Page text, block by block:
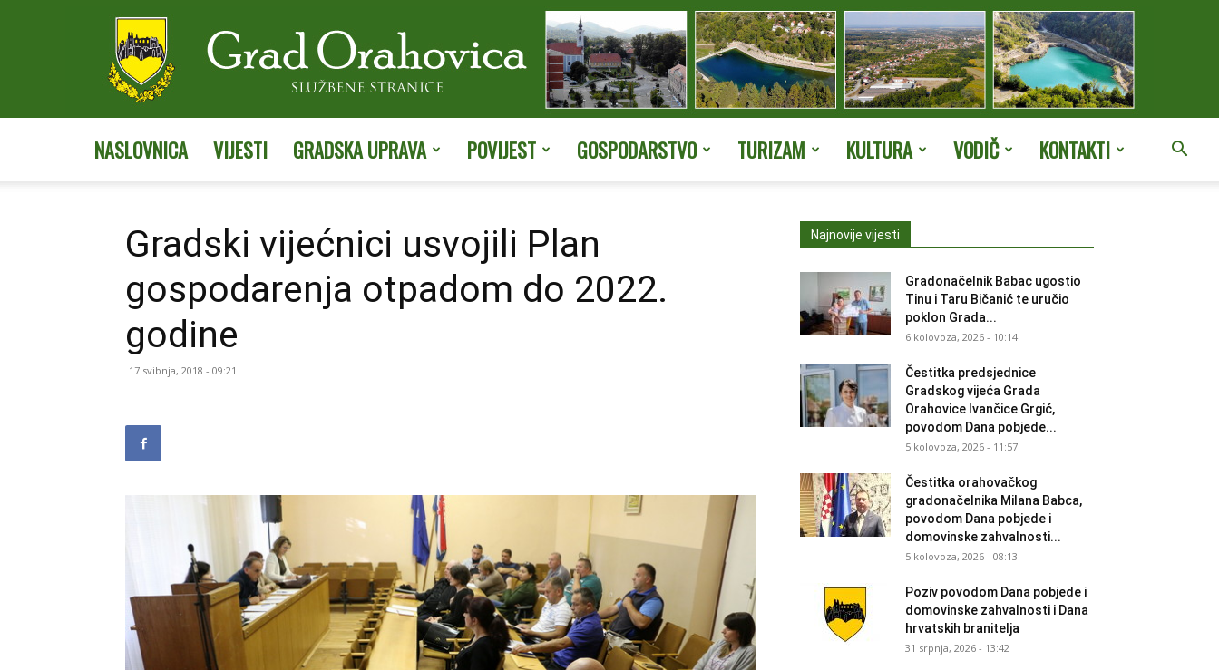
stranice
NASLOVNICA VIJESTI GRADSKA UPRAVA POVIJEST GOSPODARSTVO TURIZAM KULTURA VODIČ KONTAKTI
Gradski vijećnici usvojili Plan
gospodarenja otpadom do 2022.
godine
17 svibnja, 2018 - 09:21
Najnovije vijesti
Gradonačelnik Babac ugostio
Tinu i Taru Bičanić te uručio
poklon Grada...
6 kolovoza, 2026 - 10:14
Čestitka predsjednice
Gradskog vijeća Grada
Orahovice Ivančice Grgić,
povodom Dana pobjede...
5 kolovoza, 2026 - 11:57
Čestitka orahovačkog
gradonačelnika Milana Babca,
povodom Dana pobjede i
domovinske zahvalnosti...
5 kolovoza, 2026 - 08:13
Poziv povodom Dana pobjede i
domovinske zahvalnosti i Dana
hrvatskih branitelja
31 srpnja, 2026 - 13:42